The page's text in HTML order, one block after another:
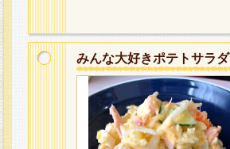
みんな大好きポテトサラダ